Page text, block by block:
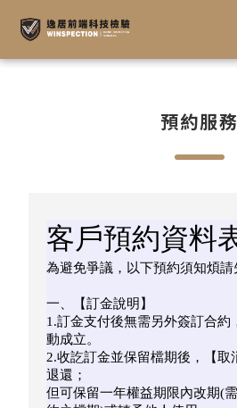
預約服務